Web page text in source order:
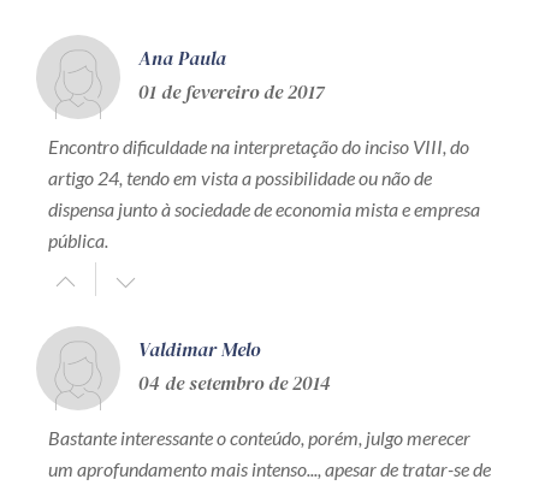
Ana Paula
01 de fevereiro de 2017
Encontro dificuldade na interpretação do inciso VIII, do
artigo 24, tendo em vista a possibilidade ou não de
dispensa junto à sociedade de economia mista e empresa
pública.
Valdimar Melo
04 de setembro de 2014
Bastante interessante o conteúdo, porém, julgo merecer
um aprofundamento mais intenso..., apesar de tratar-se de